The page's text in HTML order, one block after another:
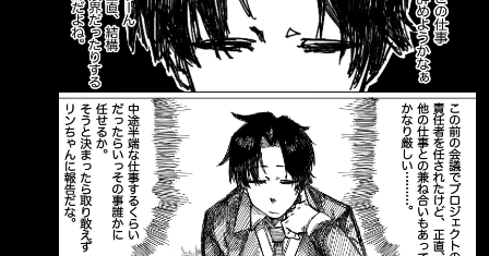
算走人的老師 http://i.imgur.com/qe9snIb.jpg 琳
醬：這下完了 雖然這麼說有點過分 但琳醬絕望
的表情還真美味 --
http://i.imgur.com/S8maV8a.jpg --